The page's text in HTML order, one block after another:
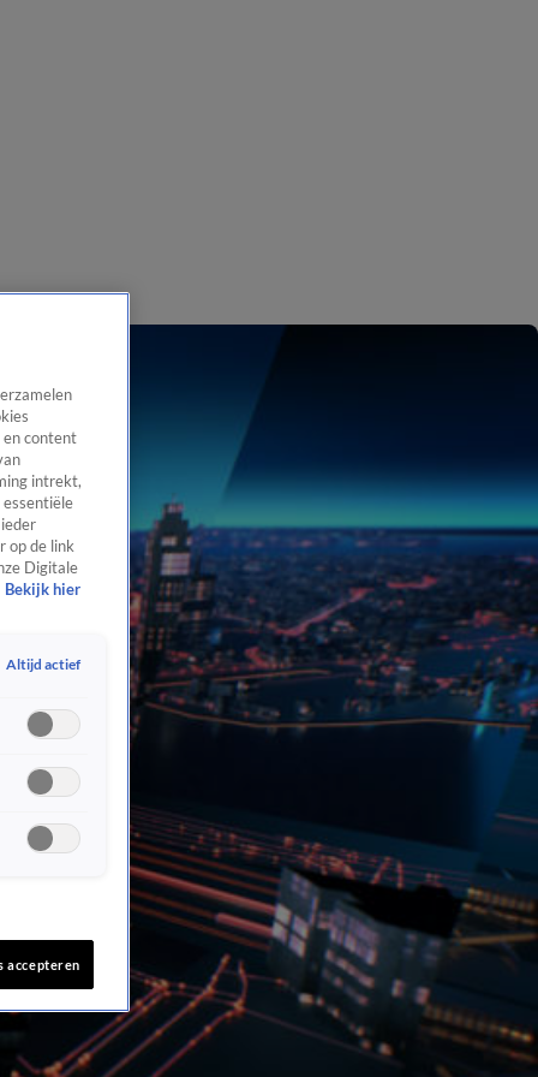
en content
intrekt,
op de link
Digitale
Bekijk hier
Altijd actief
accepteren